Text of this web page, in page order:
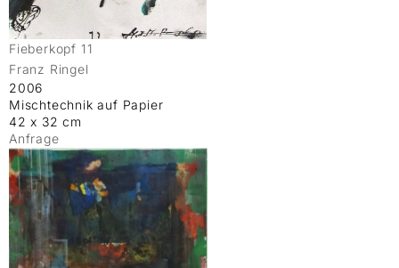
Fieberkopf 11
Franz Ringel
2006
Mischtechnik auf Papier
42 x 32 cm
Anfrage